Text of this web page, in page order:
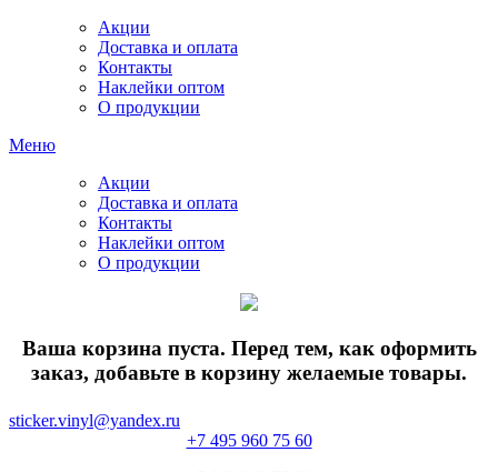
Акции
Доставка и оплата
Контакты
Наклейки оптом
О продукции
Меню
Акции
Доставка и оплата
Контакты
Наклейки оптом
О продукции
Ваша корзина пуста. Перед тем, как оформить
заказ, добавьте в корзину желаемые товары.
sticker.vinyl@yandex.ru
+7 495 960 75 60